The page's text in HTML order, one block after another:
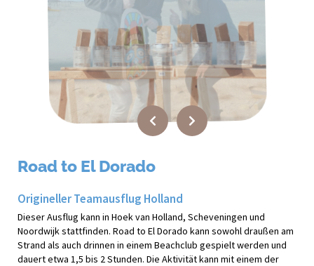
Road to El Dorado
Origineller Teamausflug Holland
Dieser Ausflug kann in Hoek van Holland, Scheveningen und
Noordwijk stattfinden. Road to El Dorado kann sowohl draußen am
Strand als auch drinnen in einem Beachclub gespielt werden und
dauert etwa 1,5 bis 2 Stunden. Die Aktivität kann mit einem der